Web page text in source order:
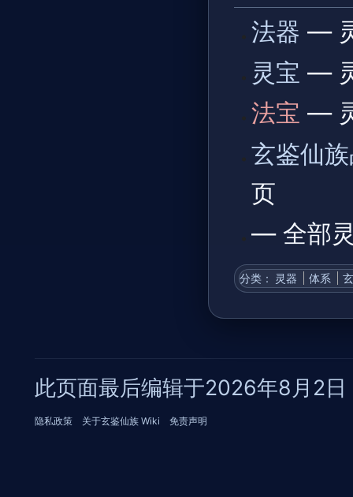
法器 —
灵宝 —
法宝 —
玄鉴仙
页
— 全部
分类 ：​ 灵器 体系
此页面最后编辑于2026年8月2
隐私政策 关于玄鉴仙族 Wiki 免责声明